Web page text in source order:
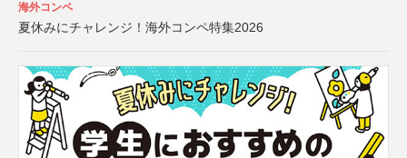
海外コンペ
夏休みにチャレンジ！海外コンペ特集2026